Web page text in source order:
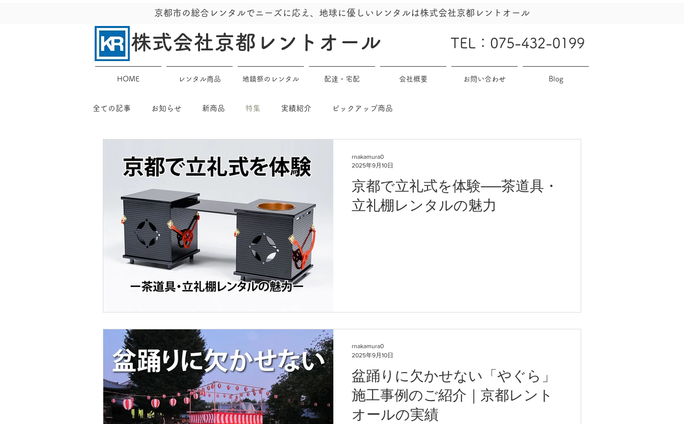
京都市の総合レンタルでニーズに応え、地球に優しいレンタルは株式会社京都レントオール
株式会社京都レントオール TEL：075-432-0199
HOME レンタル商品 地鎮祭のレンタル 配達・宅配 会社概要 お問い合わせ Blog
全ての記事 お知らせ 新商品 特集 実績紹介 ピックアップ商品
京都で立礼式を体験──茶道具・
立礼棚レンタルの魅力
rnakamura0
2025年9月10日
盆踊りに欠かせない「やぐら」
施工事例のご紹介｜京都レント
オールの実績
rnakamura0
2025年9月10日